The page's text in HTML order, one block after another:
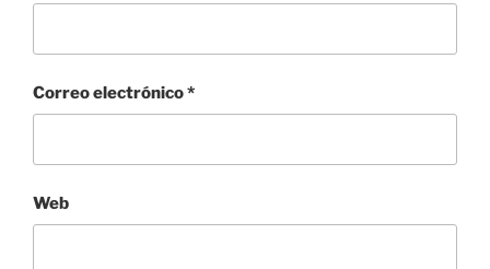
Correo electrónico*
Web